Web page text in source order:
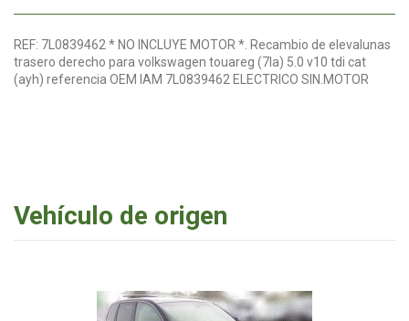
REF: 7L0839462 * NO INCLUYE MOTOR *. Recambio de elevalunas
trasero derecho para volkswagen touareg (7la) 5.0 v10 tdi cat
(ayh) referencia OEM IAM 7L0839462 ELECTRICO SIN.MOTOR
Vehículo de origen